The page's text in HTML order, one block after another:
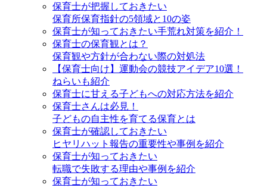
保育士が把握しておきたい
保育所保育指針の5領域と10の姿
保育士が知っておきたい手荒れ対策を紹介！
保育士の保育観とは？
保育観や方針が合わない際の対処法
【保育士向け】運動会の競技アイデア10選！
ねらいも紹介
保育士に甘える子どもへの対応方法を紹介
保育士さんは必見！
子どもの自主性を育てる保育とは
保育士が確認しておきたい
ヒヤリハット報告の重要性や事例を紹介
保育士が知っておきたい
転職で失敗する理由や事例を紹介
保育士が知っておきたい